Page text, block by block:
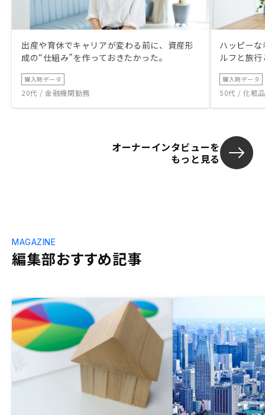
出産や育休でキャリアが変わる前に、資産形
成の“仕組み”を作っておきたかった。
購入時データ
20代 / 金融機関勤務
ハッピー
ルフと旅
購入時データ
50代 / 化粧
オーナーインタビューを
もっと見る
編集部おすすめ記事
MAGAZINE